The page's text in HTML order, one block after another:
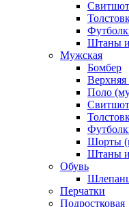
Штаны
Мужская
Бомбер
Поло
Шорты
Штаны
Обувь
Перчатки
Подростковая